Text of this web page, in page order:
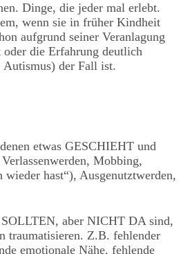
Dinge, die jeder mal erlebt.
wenn sie in früher Kindheit
aufgrund seiner Veranlagung
oder die Erfahrung deutlich
Autismus) der Fall ist.
etwas GESCHIEHT und
Mobbing,
hast“), Ausgenutztwerden,
aber NICHT DA sind,
traumatisieren. Z.B. fehlender
emotionale Nähe, fehlende